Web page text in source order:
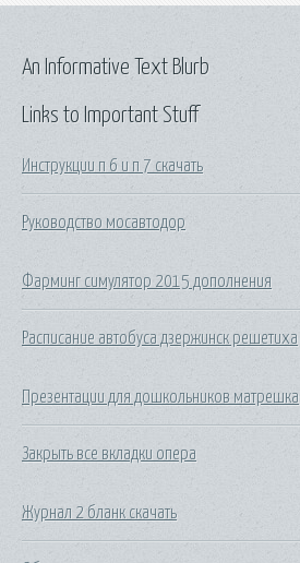
Links to Important Stuff
Инструкции п 6 и п 7 скачать
Руководство мосавтодор
Фарминг симулятор 2015 дополнения
Расписание автобуса дзержинск решетиха
Презентации для дошкольников матрешка
Закрыть все вкладки опера
Журнал 2 бланк скачать
An Informative Text Blurb